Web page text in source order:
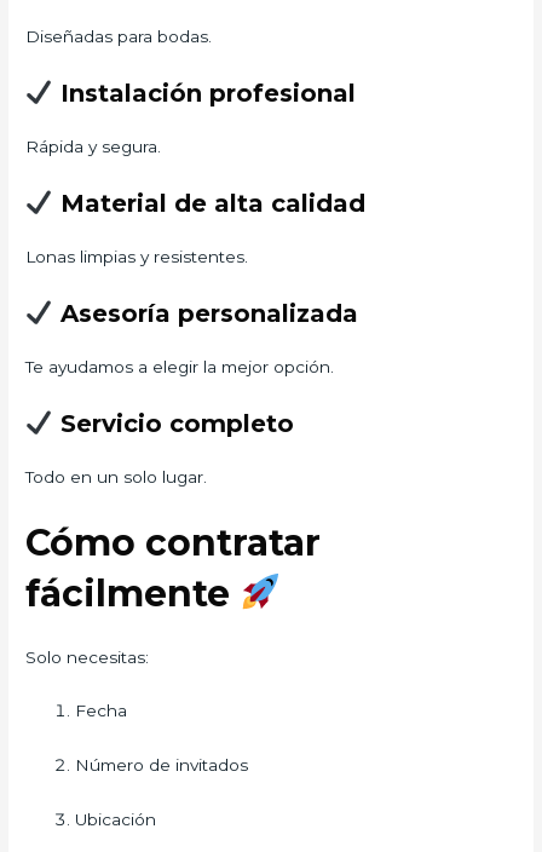
Diseñadas para bodas.
Instalación profesional
Rápida y segura.
Material de alta calidad
Lonas limpias y resistentes.
Asesoría personalizada
Te ayudamos a elegir la mejor opción.
Servicio completo
Todo en un solo lugar.
Cómo contratar
fácilmente
Solo necesitas:
Fecha
Número de invitados
Ubicación